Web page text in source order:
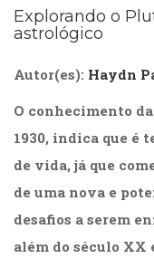
Culinária,
Alimentação
Economia,
(31)
(278)
Educação
Especial
Fisioterapia
(47)
Explorando o
astrológico
Autor(es): Haydn
O conhecimento
1930, indica que é
de vida, já que
de uma nova e
desafios a serem
além do século